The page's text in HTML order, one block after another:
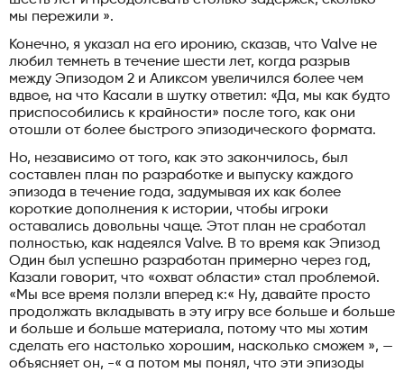
мы пережили ».
Конечно, я указал на его иронию, сказав, что Valve не
любил темнеть в течение шести лет, когда разрыв
между Эпизодом 2 и Аликсом увеличился более чем
вдвое, на что Касали в шутку ответил: «Да, мы как будто
приспособились к крайности» после того, как они
отошли от более быстрого эпизодического формата.
Но, независимо от того, как это закончилось, был
составлен план по разработке и выпуску каждого
эпизода в течение года, задумывая их как более
короткие дополнения к истории, чтобы игроки
оставались довольны чаще. Этот план не сработал
полностью, как надеялся Valve. В то время как Эпизод
Один был успешно разработан примерно через год,
Казали говорит, что «охват области» стал проблемой.
«Мы все время ползли вперед к:« Ну, давайте просто
продолжать вкладывать в эту игру все больше и больше
и больше и больше материала, потому что мы хотим
сделать его настолько хорошим, насколько сможем », —
объясняет он, -« а потом мы понял, что эти эпизоды